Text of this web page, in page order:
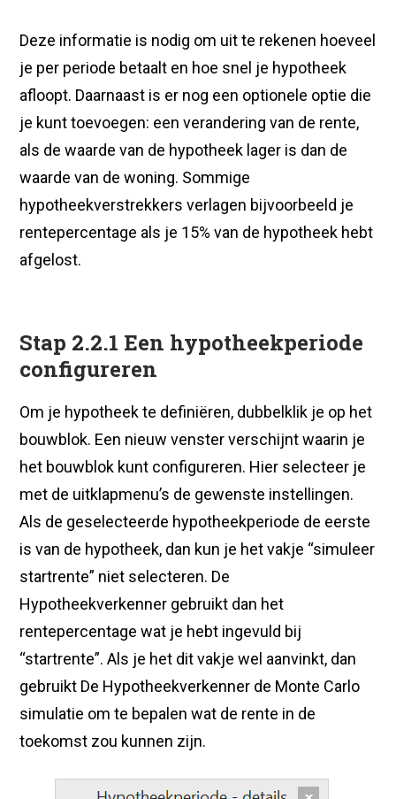
Deze informatie is nodig om uit te rekenen hoeveel
je per periode betaalt en hoe snel je hypotheek
afloopt. Daarnaast is er nog een optionele optie die
je kunt toevoegen: een verandering van de rente,
als de waarde van de hypotheek lager is dan de
waarde van de woning. Sommige
hypotheekverstrekkers verlagen bijvoorbeeld je
rentepercentage als je 15% van de hypotheek hebt
afgelost.
Stap 2.2.1 Een hypotheekperiode
configureren
Om je hypotheek te definiëren, dubbelklik je op het
bouwblok. Een nieuw venster verschijnt waarin je
het bouwblok kunt configureren. Hier selecteer je
met de uitklapmenu’s de gewenste instellingen.
Als de geselecteerde hypotheekperiode de eerste
is van de hypotheek, dan kun je het vakje “simuleer
startrente” niet selecteren. De
Hypotheekverkenner gebruikt dan het
rentepercentage wat je hebt ingevuld bij
“startrente”. Als je het dit vakje wel aanvinkt, dan
gebruikt De Hypotheekverkenner de Monte Carlo
simulatie om te bepalen wat de rente in de
toekomst zou kunnen zijn.